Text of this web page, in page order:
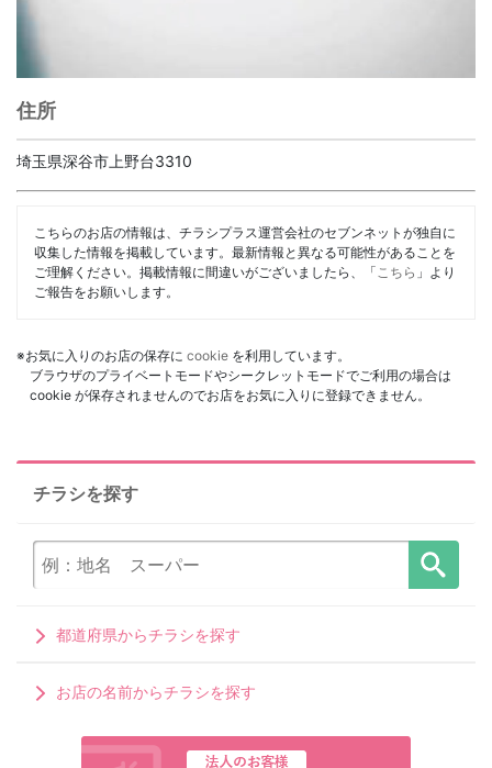
住所
埼玉県深谷市上野台3310
こちらのお店の情報は、チラシプラス運営会社のセブンネットが独自に
収集した情報を掲載しています。最新情報と異なる可能性があることを
ご理解ください。掲載情報に間違いがございましたら、「 こちら 」より
ご報告をお願いします。
※お気に入りのお店の保存に cookie を利用しています。
ブラウザのプライベートモードやシークレットモードでご利用の場合は
cookie が保存されませんのでお店をお気に入りに登録できません。
チラシを探す
都道府県からチラシを探す
お店の名前からチラシを探す